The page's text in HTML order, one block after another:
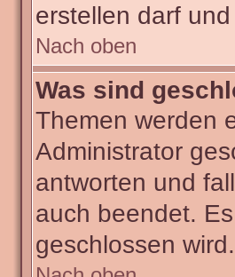
erstellen darf
Nach oben
Was sind
Themen werden
Administrator
antworten und
auch beendet.
geschlossen wird.